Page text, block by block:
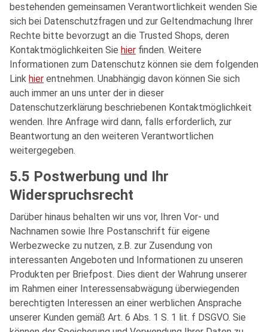
bestehenden gemeinsamen Verantwortlichkeit wenden Sie
sich bei Datenschutzfragen und zur Geltendmachung Ihrer
Rechte bitte bevorzugt an die Trusted Shops, deren
Kontaktmöglichkeiten Sie hier finden. Weitere
Informationen zum Datenschutz können sie dem folgenden
Link hier entnehmen. Unabhängig davon können Sie sich
auch immer an uns unter der in dieser
Datenschutzerklärung beschriebenen Kontaktmöglichkeit
wenden. Ihre Anfrage wird dann, falls erforderlich, zur
Beantwortung an den weiteren Verantwortlichen
weitergegeben.
5.5 Postwerbung und Ihr
Widerspruchsrecht
Darüber hinaus behalten wir uns vor, Ihren Vor- und
Nachnamen sowie Ihre Postanschrift für eigene
Werbezwecke zu nutzen, z.B. zur Zusendung von
interessanten Angeboten und Informationen zu unseren
Produkten per Briefpost. Dies dient der Wahrung unserer
im Rahmen einer Interessensabwägung überwiegenden
berechtigten Interessen an einer werblichen Ansprache
unserer Kunden gemäß Art. 6 Abs. 1 S. 1 lit. f DSGVO. Sie